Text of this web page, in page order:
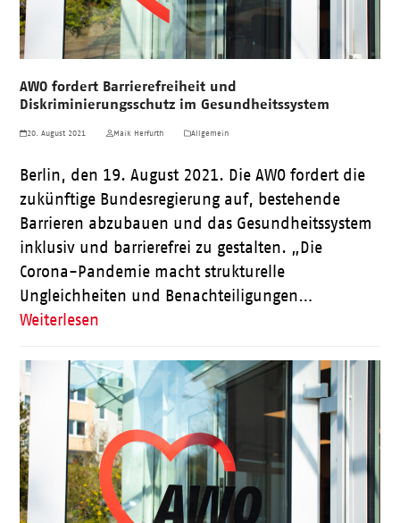
AWO fordert Barrierefreiheit und
Diskriminierungsschutz im Gesundheitssystem
20. August 2021 Maik Herfurth Allgemein
Berlin, den 19. August 2021. Die AWO fordert die
zukünftige Bundesregierung auf, bestehende
Barrieren abzubauen und das Gesundheitssystem
inklusiv und barrierefrei zu gestalten. „Die
Corona-Pandemie macht strukturelle
Ungleichheiten und Benachteiligungen…
Weiterlesen